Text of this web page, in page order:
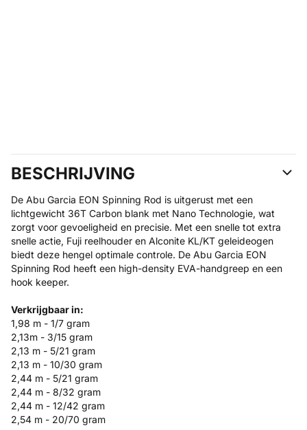
BESCHRIJVING
De Abu Garcia EON Spinning Rod is uitgerust met een
lichtgewicht 36T Carbon blank met Nano Technologie, wat
zorgt voor gevoeligheid en precisie. Met een snelle tot extra
snelle actie, Fuji reelhouder en Alconite KL/KT geleideogen
biedt deze hengel optimale controle. De Abu Garcia EON
Spinning Rod heeft een high-density EVA-handgreep en een
hook keeper.
Verkrijgbaar in:
1,98 m - 1/7 gram
2,13m - 3/15 gram
2,13 m - 5/21 gram
2,13 m - 10/30 gram
2,44 m - 5/21 gram
2,44 m - 8/32 gram
2,44 m - 12/42 gram
2,54 m - 20/70 gram